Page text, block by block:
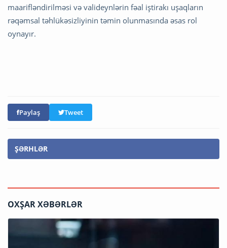
maarifləndirilməsi və valideynlərin fəal iştirakı uşaqların
rəqəmsal təhlükəsizliyinin təmin olunmasında əsas rol
oynayır.
Paylaş Tweet
ŞƏRHLƏR
OXŞAR XƏBƏRLƏR